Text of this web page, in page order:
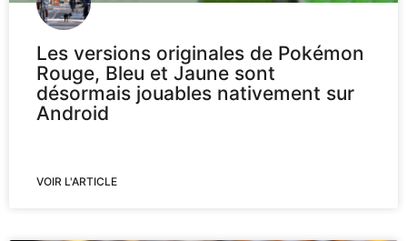
Les versions originales de Pokémon
Rouge, Bleu et Jaune sont
désormais jouables nativement sur
Android
VOIR L'ARTICLE